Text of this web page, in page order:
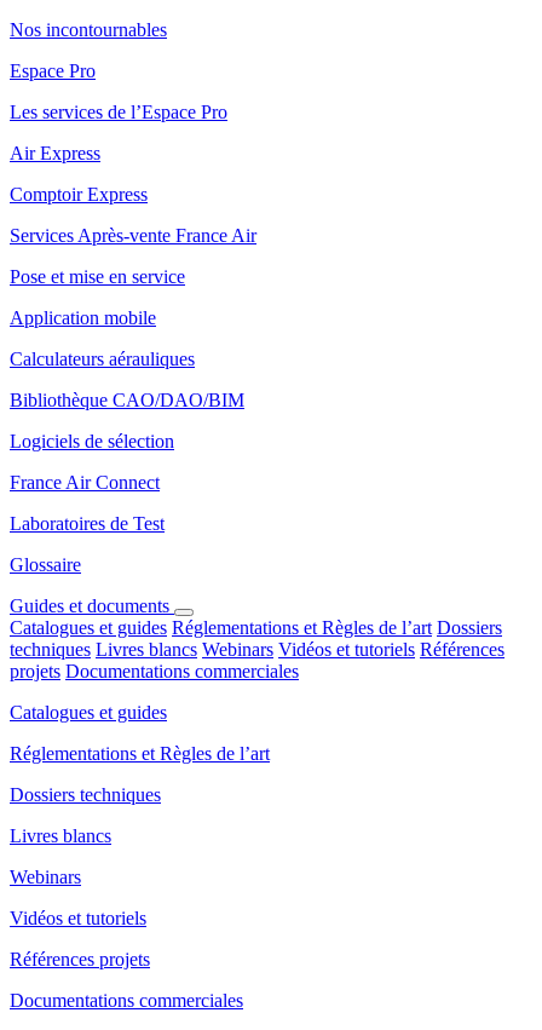
Nos incontournables
Espace Pro
Les services de l’Espace Pro
Air Express
Comptoir Express
Services Après-vente France Air
Pose et mise en service
Application mobile
Calculateurs aérauliques
Bibliothèque CAO/DAO/BIM
Logiciels de sélection
France Air Connect
Laboratoires de Test
Glossaire
Guides et documents
Catalogues et guides Réglementations et Règles de l’art Dossiers
techniques Livres blancs Webinars Vidéos et tutoriels Références
projets Documentations commerciales
Catalogues et guides
Réglementations et Règles de l’art
Dossiers techniques
Livres blancs
Webinars
Vidéos et tutoriels
Références projets
Documentations commerciales